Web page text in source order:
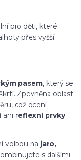
pro děti, které
přes vyšší
pasem, který se
Zpevněná oblast
což ocení
ani reflexní prvky
volbou na jaro,
s dalšími